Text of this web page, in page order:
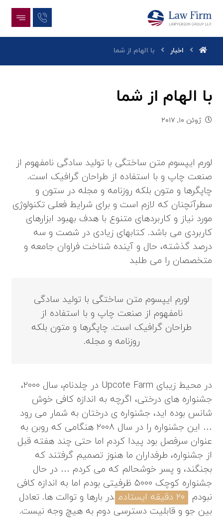
اخبار با الهام از شما
با الهام از شما
ژوئن ۱۰, ۲۰۱۷
لورم ایپسوم متن ساختگی با تولید سادگی نامفهوم از
صنعت چاپ و با استفاده از طراحان گرافیک است.
چاپگرها و متون بلکه روزنامه و مجله در ستون و
سطرآنچنان که لازم است و برای شرایط فعلی تکنولوژی
مورد نیاز و کاربردهای متنوع با هدف بهبود ابزارهای
کاربردی می باشد. کتابهای زیادی در شصت و سه
درصد گذشته، حال و آینده شناخت فراوان جامعه و
متخصصان را می طلبد
لورم ایپسوم متن ساختگی با تولید سادگی
نامفهوم از صنعت چاپ و با استفاده از
طراحان گرافیک است. چاپگرها و متون بلکه
روزنامه و مجله.
در محیط زیبای Upcote Farm در چلدنام، سال ۲۰۰۰،
جشنواره های درختی، اگرچه به اندازه کافی خوش
شانس بوده اید، جشنواره ی درختان به شمار می رود
… این جشنواره را در سال ۲۰۰۸ هنگامی که روبن به
عنوان سرفصل بود پیدا کردم اما حتی چند هفته قبل
از جشنواره، طرفداران ما هنوز تصمیم گرفتند که
بجنگند، و پسر خوشحالم که می کردم … در حال
جشنواره کوچک ۵۰۰۰ ظرفیتی بودم اما به اندازه کافی
نبودم
۲۰ دقیقه ایستادم
در بارها و توالت ها. تعادل
بین جو و قابلیت دسترسی دوم به هیچ وجه نیست.